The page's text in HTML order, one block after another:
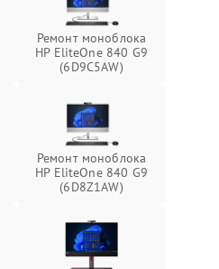
Ремонт моноблока
HP EliteOne 840 G9
(6D9C5AW)
Ремонт моноблока
HP EliteOne 840 G9
(6D8Z1AW)